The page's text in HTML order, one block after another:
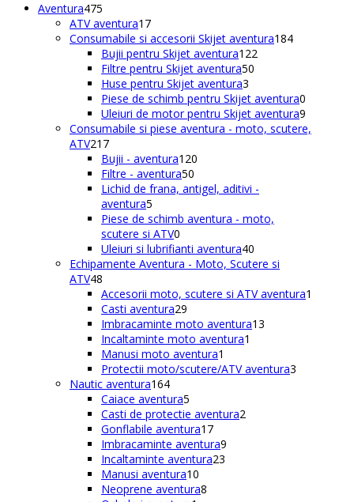
Aventura475
de
produse
ATV aventura1717
produse
Consumabile si accesorii Skijet aventura184184
Bujii pentru Skijet aventura122
Filtre pentru Skijet aventura50
produse
Huse pentru Skijet aventura3
produse
Piese de schimb pentru Skijet aventura0
Uleiuri de motor pentru Skijet aventura9
produse
Consumabile si piese aventura - moto, scutere,
ATV217217
produse
Bujii - aventura120
produse
Filtre - aventura50
de
Lichid de frana, antigel, aditivi -
aventura5
produse
Piese de schimb aventura - moto,
scutere si ATV0
produse
Uleiuri si lubrifianti aventura40
de
Echipamente Aventura - Moto, Scutere si
ATV48
de
produse
Accesorii moto, scutere si ATV aventura1
Casti aventura29
de
produse
Imbracaminte moto aventura13
Incaltaminte moto aventura1
Manusi moto aventura1
produs
Protectii moto/scutere/ATV aventura3
Nautic aventura164164
de
produse
Caiace aventura5
produse
Casti de protectie aventura2
Gonflabile aventura1717
produse
Imbracaminte aventura9
Incaltaminte aventura23
Manusi aventura10
produse
Neoprene aventura8